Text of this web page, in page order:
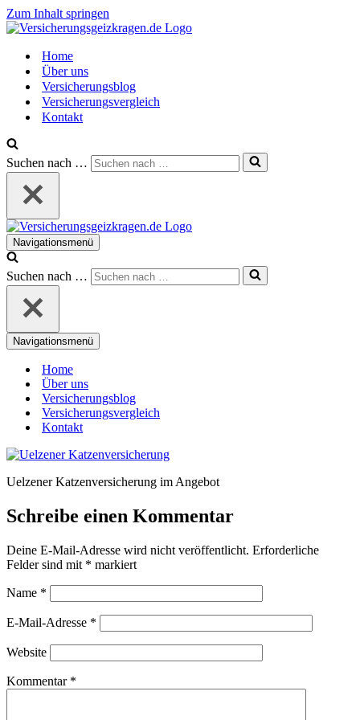
Zum Inhalt springen
Home
Über uns
Versicherungsblog
Versicherungsvergleich
Kontakt
Suchen nach …
Navigationsmenü
Suchen nach …
Navigationsmenü
Home
Über uns
Versicherungsblog
Versicherungsvergleich
Kontakt
Uelzener Katzenversicherung im Angebot
Schreibe einen Kommentar
Deine E-Mail-Adresse wird nicht veröffentlicht. Erforderliche
Felder sind mit * markiert
Name *
E-Mail-Adresse *
Website
Kommentar *